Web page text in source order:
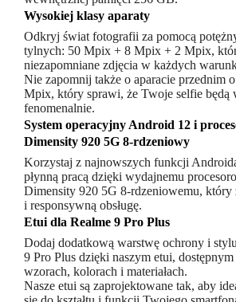
Wysokiej klasy aparaty
Odkryj świat fotografii za pomocą
tylnych: 50 Mpix + 8 Mpix + 2 Mpix,
niezapomniane zdjęcia w każdych
Nie zapomnij także o aparacie przednim
Mpix, który sprawi, że Twoje selfie będą
fenomenalnie.
System operacyjny Android 12 i
Dimensity 920 5G 8-rdzeniowy
Korzystaj z najnowszych funkcji
płynną pracą dzięki wydajnemu
Dimensity 920 5G 8-rdzeniowemu, który
i responsywną obsługę.
Etui dla Realme 9 Pro Plus
Dodaj dodatkową warstwę ochrony i
9 Pro Plus dzięki naszym etui,
wzorach, kolorach i materiałach.
Nasze etui są zaprojektowane tak, aby